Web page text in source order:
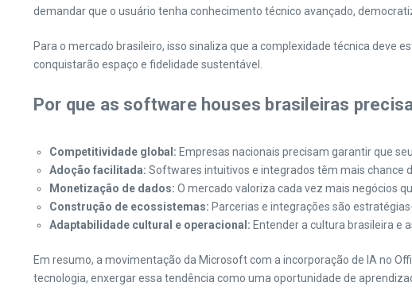
demandar que o usuário tenha conhecimento técnico avançado,
Para o mercado brasileiro, isso sinaliza que a complexidade técnica deve
conquistarão espaço e fidelidade sustentável.
Por que as software houses brasileiras
Competitividade global: Empresas nacionais precisam garantir que
Adoção facilitada: Softwares intuitivos e integrados têm mais chance
Monetização de dados: O mercado valoriza cada vez mais negócios
Construção de ecossistemas: Parcerias e integrações são
Adaptabilidade cultural e operacional: Entender a cultura brasileira e
Em resumo, a movimentação da Microsoft com a incorporação de IA no
tecnologia, enxergar essa tendência como uma oportunidade de